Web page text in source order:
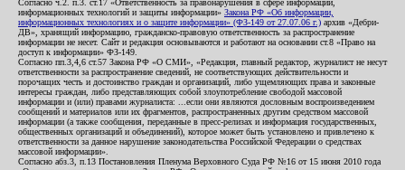
Согласно ч.2. п.3. ст.17 «Ответственность за правонарушения в сфере информации,
информационных технологий и защиты информации» Закона РФ «Об информации,
информационных технологиях и о защите информации» (ФЗ-149 от 27.07.06 г.) архив «Дебри-
ДВ», хранящий информацию, гражданско-правовую ответственность за распространение
информации не несет. Сайт и редакция основываются и работают на основании ст.8 «Право на
доступ к информации» ФЗ-149.
Согласно пп.3,4,6 ст.57 Закона РФ «О СМИ», «Редакция, главный редактор, журналист не несут
ответственности за распространение сведений, не соответствующих действительности и
порочащих честь и достоинство граждан и организаций, либо ущемляющих права и законные
интересы граждан, либо представляющих собой злоупотребление свободой массовой
информации и (или) правами журналиста: ...если они являются дословным воспроизведением
сообщений и материалов или их фрагментов, распространенных другим средством массовой
информации (а также сообщения, переданные в пресс-релизах и информация государственных,
общественных организаций и объединений), которое может быть установлено и привлечено к
ответственности за данное нарушение законодательства Российской Федерации о средствах
массовой информации».
Согласно абз.3, п.13 Постановления Пленума Верховного Суда РФ №16 от 15 июня 2010 года